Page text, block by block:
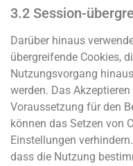
3.2 Session-
Darüber hinaus
übergreifende Cookies,
Nutzungsvorgang
werden. Das
Voraussetzung für den
können das Setzen von
Einstellungen
dass die Nutzung